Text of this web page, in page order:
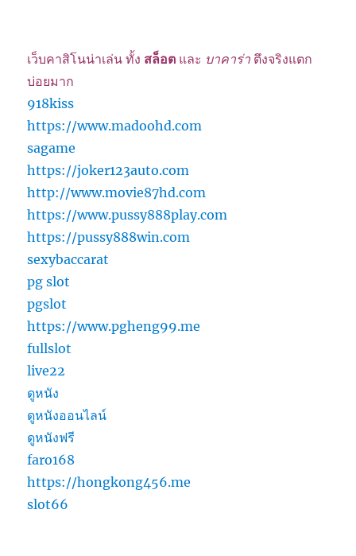
เว็บคาสิโนน่าเล่น ทั้ง สล็อต และ บาคาร่า ตึงจริงแตก
บ่อยมาก
918kiss
https://www.madoohd.com
sagame
https://joker123auto.com
http://www.movie87hd.com
https://www.pussy888play.com
https://pussy888win.com
sexybaccarat
pg slot
pgslot
https://www.pgheng99.me
fullslot
live22
ดูหนัง
ดูหนังออนไลน์
ดูหนังฟรี
faro168
https://hongkong456.me
slot66